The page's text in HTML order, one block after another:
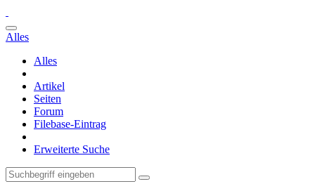
Alles
Alles
Artikel
Seiten
Forum
Filebase-Eintrag
Erweiterte Suche